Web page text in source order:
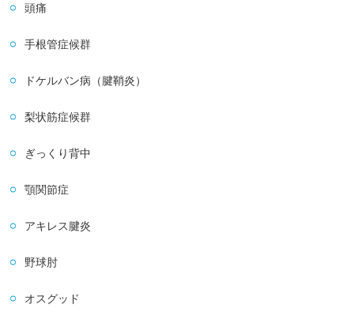
頭痛
手根管症候群
ドケルバン病（腱鞘炎）
梨状筋症候群
ぎっくり背中
顎関節症
アキレス腱炎
野球肘
オスグッド